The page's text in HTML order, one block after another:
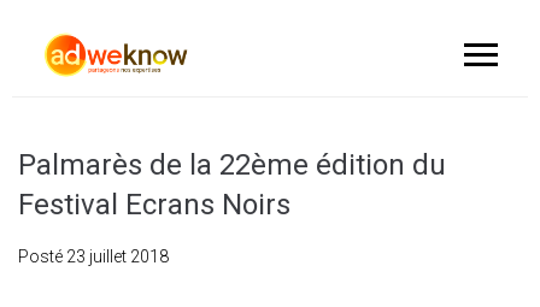
Palmarès de la 22ème édition du
Festival Ecrans Noirs
Posté 23 juillet 2018